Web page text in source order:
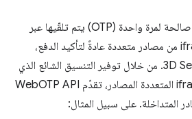
يُستخدم إدخال كلمة مرور صالحة لمرة واحدة (OTP) يتم تلقّيها عبر
رسالة SMS في إطار iframe من مصادر متعددة عادةً لتأكيد الدفع،
خاصةً مع بروتوكول 3D Secure. من خلال توفير التنسيق الشائع الذي
يتيح استخدام إطارات iframe المتعددة المصادر، تقدّم WebOTP API